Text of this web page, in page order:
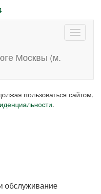
пользоваться сайтом,
.
обслуживание